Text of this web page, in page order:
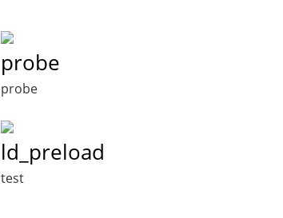
probe
probe
ld_preload
test